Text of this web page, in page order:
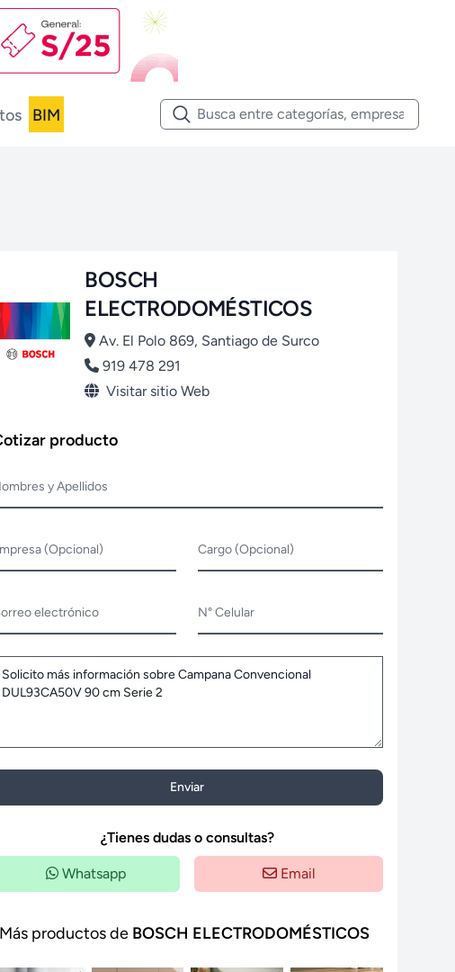
BIM
BOSCH
ELECTRODOMÉSTICOS
Av. El Polo 869, Santiago de Surco
919 478 291
Visitar sitio Web
producto
y Apellidos
(Opcional) Cargo (Opcional)
electrónico N° Celular
Enviar
¿Tienes dudas o consultas?
Whatsapp Email
Más productos de BOSCH ELECTRODOMÉSTICOS